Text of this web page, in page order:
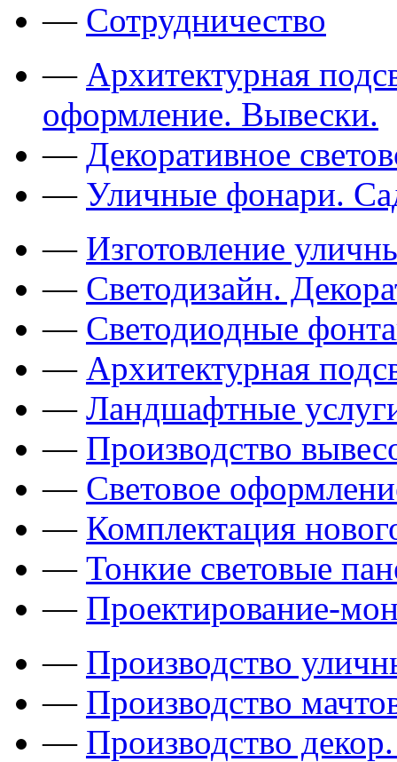
— Сотрудничество
— Архитектурная
оформление. Вывески.
— Декоративное
— Уличные фонари.
— Изготовление
— Светодизайн.
— Светодиодные
— Архитектурная
— Ландшафтные
— Производство
— Световое
— Комплектация
— Тонкие световые
— Проектирование-
— Производство
— Производство
— Производство